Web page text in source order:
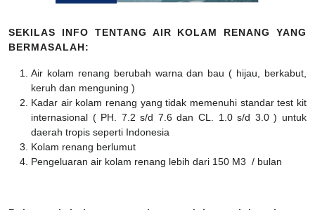
SEKILAS INFO TENTANG AIR KOLAM RENANG YANG
BERMASALAH:
Air kolam renang berubah warna dan bau ( hijau, berkabut,
keruh dan menguning )
Kadar air kolam renang yang tidak memenuhi standar test kit
internasional ( PH. 7.2 s/d 7.6 dan CL. 1.0 s/d 3.0 ) untuk
daerah tropis seperti Indonesia
Kolam renang berlumut
Pengeluaran air kolam renang lebih dari 150 M3 / bulan